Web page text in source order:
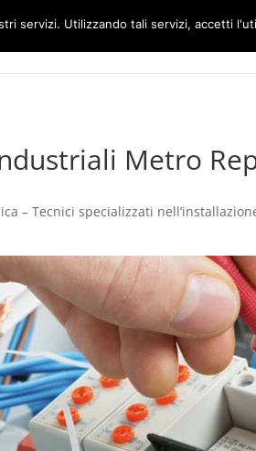
Home
Metro
– Tecnici specializzati
servizi. Utilizzando tali servizi, accetti